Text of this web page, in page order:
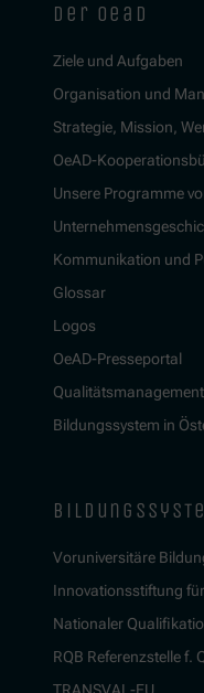
der oead
Ziele und Aufgaben
Organisation und
Strategie, Mission,
OeAD-
Unsere Programme
Kommunikation und
Glossar
Logos
OeAD-Presseportal
Qualitätsmanagement
Bildungssystem in
Voruniversitäre
Innovationsstiftung
Nationaler
RQB Referenzstelle f.
TRANSVAL-EU